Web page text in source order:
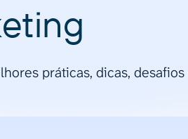
práticas, dicas,